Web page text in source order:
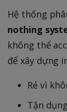
Hệ thống
nothing
không thể
để xây dựng
Rẻ vì
Tận